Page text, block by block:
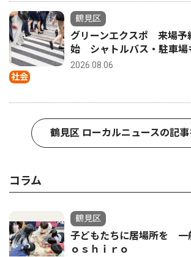
社会
鶴見区
グリーンエクスポ 来場予
始 シャトルバス・駐車場
2026.08.06
鶴見区 ローカルニュースの記
コラム
鶴見区
子どもたちに居場所を 一
ｏｓｈｉｒｏ